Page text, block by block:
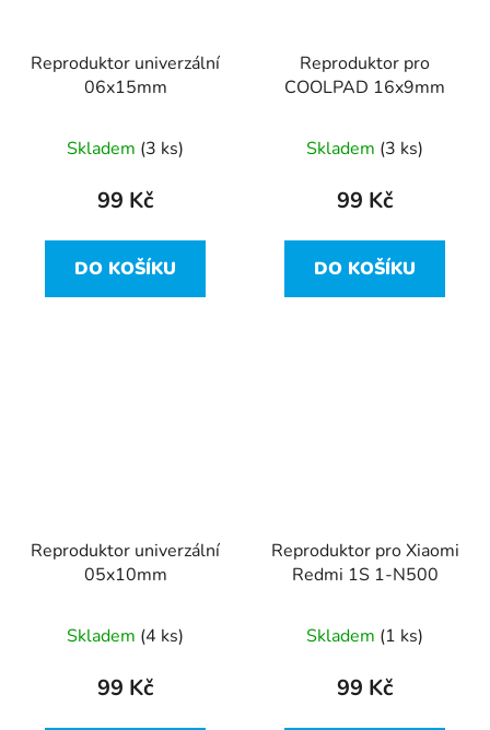
Reproduktor univerzální
06x15mm
Skladem (3 ks)
99 Kč
DO KOŠÍKU
Reproduktor pro
COOLPAD 16x9mm
Skladem (3 ks)
99 Kč
DO KOŠÍKU
Reproduktor univerzální
05x10mm
Skladem (4 ks)
99 Kč
Reproduktor pro Xiaomi
Redmi 1S 1-N500
Skladem (1 ks)
99 Kč